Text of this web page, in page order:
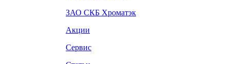
ЗАО СКБ Хроматэк
Акции
Сервис